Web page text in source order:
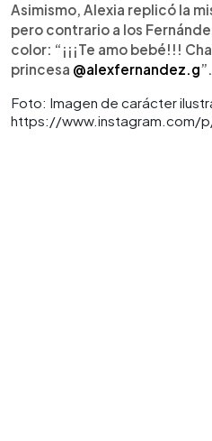
Asimismo, Alexia replicó la
pero contrario a los
color: “¡¡¡Te amo bebé!!!
princesa @alexfernandez.g”.
Foto: Imagen de carácter
https://www.instagram.com/